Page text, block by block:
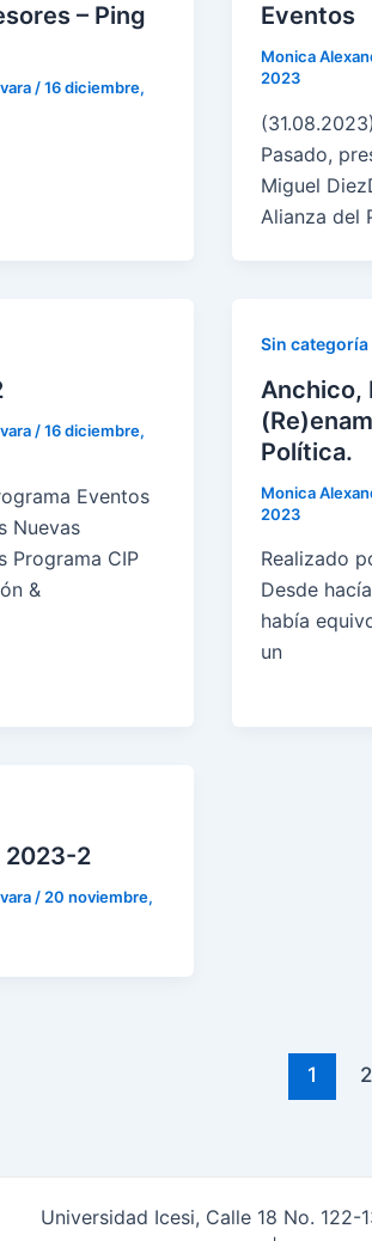
– Ping
/16 diciembre,
Eventos
Monica
2023
Pasado,
Miguel
Alianza del
/16 diciembre,
Eventos
Nuevas
Programa CIP
&
Sin categoría
Anchico,
Política.
Monica
2023
Realizado
Desde
había
un
2023-2
/ 20 noviembre,
1 2
Universidad Icesi, Calle 18 No.